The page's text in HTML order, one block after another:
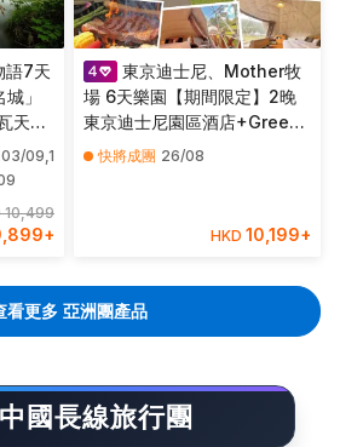
語7天
」
天
（白
「世
溪
美溪
09,1
10,499
+
東京迪士尼、Mother牧
場 6天樂園【期間限定】2晚
東京迪士尼園區酒店+Green
Base Glamping豪華帳篷露
快將成團 26/08
HKD 10,199+
看更多 亞洲團產品
國長線旅行團